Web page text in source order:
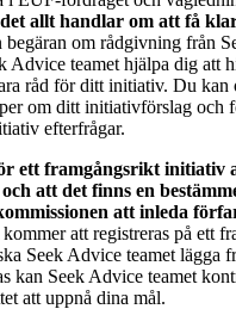
det allt handlar om att få
begäran om rådgivning från
Advice teamet hjälpa dig att
råd för ditt initiativ. Du
om ditt initiativförslag och
efterfrågar.
ett framgångsrikt initiativ
att det finns en
att inleda
att registreras på ett
Seek Advice teamet lägga
kan Seek Advice teamet
att uppnå dina mål.